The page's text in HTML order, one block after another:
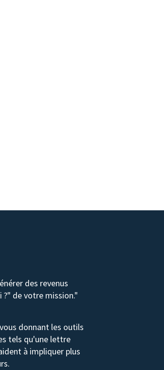
des revenus
de votre mission."
donnant les outils
tels qu'une lettre
à impliquer plus